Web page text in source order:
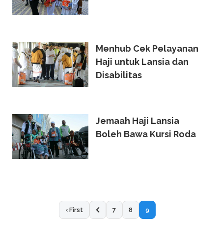
Menhub Cek Pelayanan
Haji untuk Lansia dan
Disabilitas
Jemaah Haji Lansia
Boleh Bawa Kursi Roda
‹ First 7 8 9